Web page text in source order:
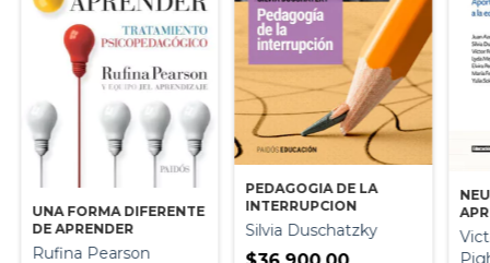
UNA FORMA DIFERENTE
DE APRENDER
Rufina Pearson
PEDAGOGIA DE LA
INTERRUPCION
Silvia Duschatzky